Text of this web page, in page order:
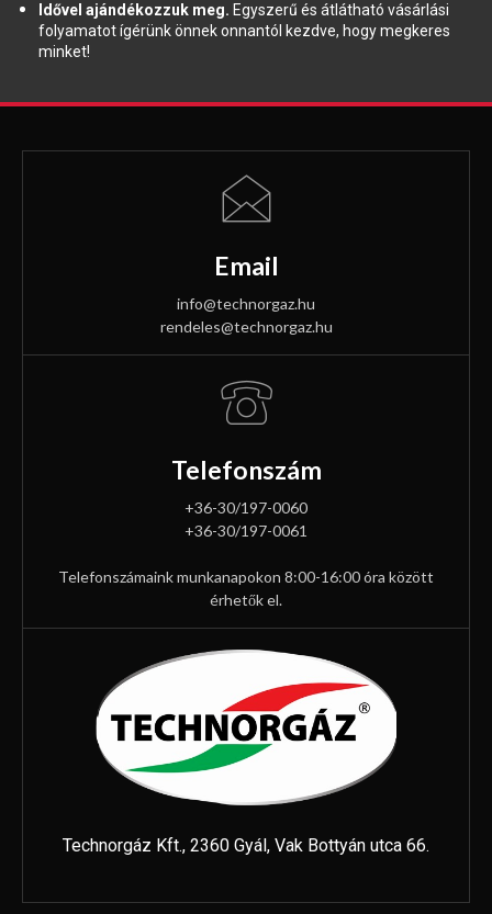
Idővel ajándékozzuk meg. Egyszerű és átlátható vásárlási
folyamatot ígérünk önnek onnantól kezdve, hogy megkeres
minket!
Email
info@technorgaz.hu
rendeles@technorgaz.hu
Telefonszám
+36-30/197-0060
+36-30/197-0061
Telefonszámaink munkanapokon 8:00-16:00 óra között
érhetők el.
Technorgáz Kft., 2360 Gyál, Vak Bottyán utca 66.